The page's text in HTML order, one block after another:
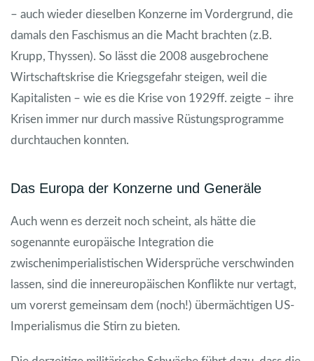
– auch wieder dieselben Konzerne im Vordergrund, die
damals den Faschismus an die Macht brachten (z.B.
Krupp, Thyssen). So lässt die 2008 ausgebrochene
Wirtschaftskrise die Kriegsgefahr steigen, weil die
Kapitalisten – wie es die Krise von 1929ff. zeigte – ihre
Krisen immer nur durch massive Rüstungsprogramme
durchtauchen konnten.
Das Europa der Konzerne und Generäle
Auch wenn es derzeit noch scheint, als hätte die
sogenannte europäische Integration die
zwischenimperialistischen Widersprüche verschwinden
lassen, sind die innereuropäischen Konflikte nur vertagt,
um vorerst gemeinsam dem (noch!) übermächtigen US-
Imperialismus die Stirn zu bieten.